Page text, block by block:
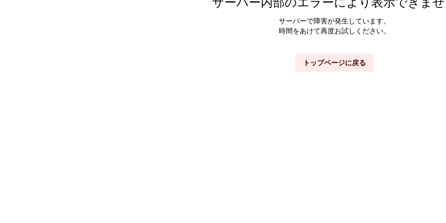
サーバーで障害が発生しています。
時間をあけて再度お試しください。
トップページに戻る